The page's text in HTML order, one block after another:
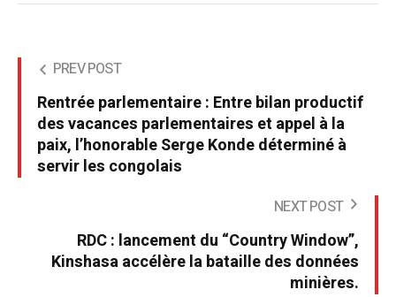
PREV POST
Rentrée parlementaire : Entre bilan productif
des vacances parlementaires et appel à la
paix, l’honorable Serge Konde déterminé à
servir les congolais
NEXT POST
RDC : lancement du “Country Window”,
Kinshasa accélère la bataille des données
minières.